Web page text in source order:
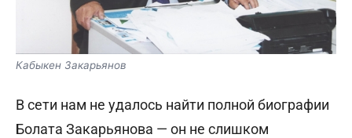
Кабыкен Закарьянов
В сети нам не удалось найти полной биографии
Болата Закарьянова — он не слишком